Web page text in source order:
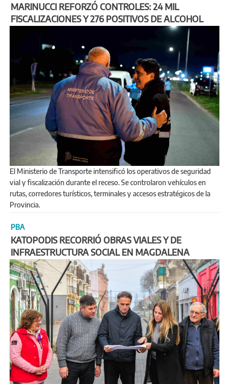
MARINUCCI REFORZÓ CONTROLES: 24 MIL
FISCALIZACIONES Y 276 POSITIVOS DE ALCOHOL
El Ministerio de Transporte intensificó los operativos de seguridad
vial y fiscalización durante el receso. Se controlaron vehículos en
rutas, corredores turísticos, terminales y accesos estratégicos de la
Provincia.
PBA
KATOPODIS RECORRIÓ OBRAS VIALES Y DE
INFRAESTRUCTURA SOCIAL EN MAGDALENA